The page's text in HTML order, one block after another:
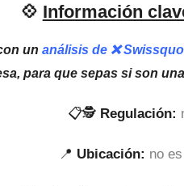
💠 Información
unanálisis de ❌
para que sepas si son
📋🕵 Regulación:
📍 Ubicación: no